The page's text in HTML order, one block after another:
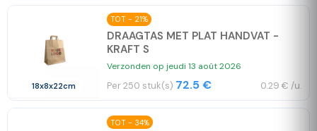
18x8x22cm
TOT - 21%
DRAAGTAS MET PLAT HANDVAT -
KRAFT S
Verzonden op jeudi 13 août 2026
Per 250 stuk(s) 72.5 € 0.29 € /u.
TOT - 34%